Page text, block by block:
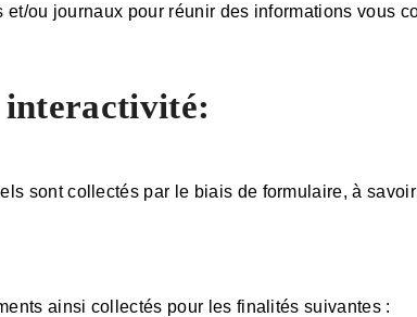
ou journaux pour réunir des informations vous
sont collectés par le biais de formulaire, à savoir
ainsi collectés pour les finalités suivantes :